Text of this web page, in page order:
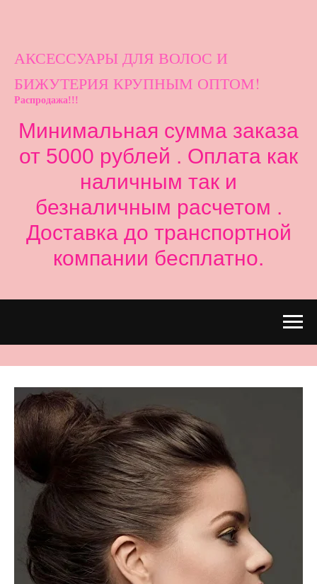
АКСЕССУАРЫ ДЛЯ ВОЛОС И
БИЖУТЕРИЯ КРУПНЫМ ОПТОМ!
Распродажа!!!
Минимальная сумма заказа
от 5000 рублей . Оплата как
наличным так и
безналичным расчетом .
Доставка до транспортной
компании бесплатно.